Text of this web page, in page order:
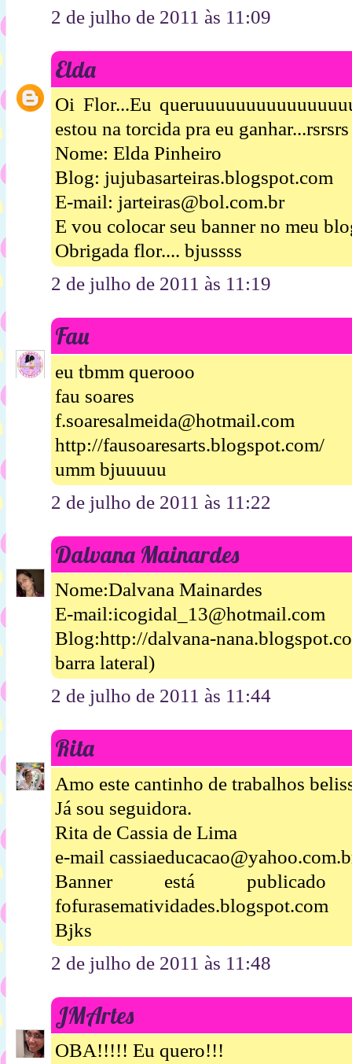
2 de julho de 2011 às 11:09
Elda
Oi Flor...Eu
estou na torcida pra eu ganhar...rsrsrs
Nome: Elda Pinheiro
Blog: jujubasarteiras.blogspot.com
E-mail: jarteiras@bol.com.br
E vou colocar seu banner no meu
Obrigada flor.... bjussss
2 de julho de 2011 às 11:19
Fau
eu tbmm querooo
fau soares
f.soaresalmeida@hotmail.com
http://fausoaresarts.blogspot.com/
umm bjuuuuu
2 de julho de 2011 às 11:22
Dalvana Mainardes
Nome:Dalvana Mainardes
E-mail:icogidal_13@hotmail.com
Blog:http://dalvana-
barra lateral)
2 de julho de 2011 às 11:44
Rita
Amo este cantinho de trabalhos
Já sou seguidora.
Rita de Cassia de Lima
e-mail
Banner está
fofurasematividades.blogspot.com
Bjks
2 de julho de 2011 às 11:48
JMArtes
OBA!!!!! Eu quero!!!